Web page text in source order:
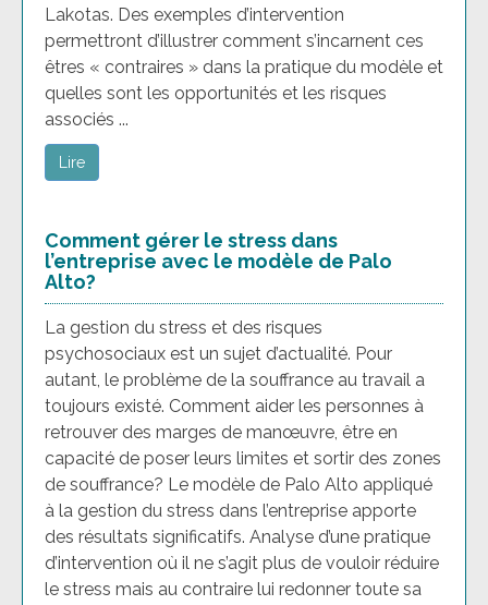
Lakotas. Des exemples d’intervention
permettront d’illustrer comment s’incarnent ces
êtres « contraires » dans la pratique du modèle et
quelles sont les opportunités et les risques
associés ...
Lire
Comment gérer le stress dans
l’entreprise avec le modèle de Palo
Alto?
La gestion du stress et des risques
psychosociaux est un sujet d’actualité. Pour
autant, le problème de la souffrance au travail a
toujours existé. Comment aider les personnes à
retrouver des marges de manœuvre, être en
capacité de poser leurs limites et sortir des zones
de souffrance? Le modèle de Palo Alto appliqué
à la gestion du stress dans l’entreprise apporte
des résultats significatifs. Analyse d’une pratique
d’intervention où il ne s’agit plus de vouloir réduire
le stress mais au contraire lui redonner toute sa